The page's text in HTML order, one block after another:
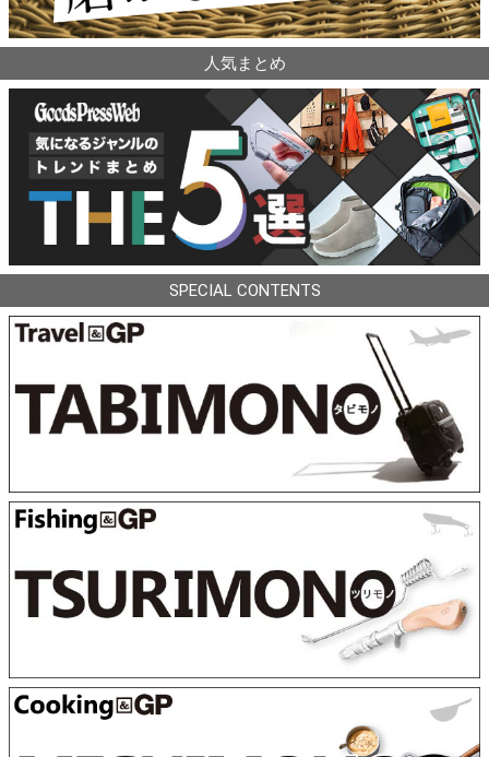
人気まとめ
SPECIAL CONTENTS